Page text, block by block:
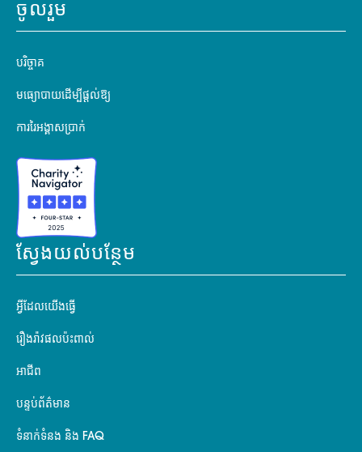
ចូលរួម
បរិច្ចាគ
មធ្យោបាយដើម្បីផ្តល់ឱ្យ
ការរៃអង្គាសប្រាក់
ស្វែងយល់បន្ថែម
អ្វីដែលយើងធ្វើ
រឿងរ៉ាវផលប៉ះពាល់
អាជីព
បន្ទប់ព័ត៌មាន
ទំនាក់ទំនង និង FAQ